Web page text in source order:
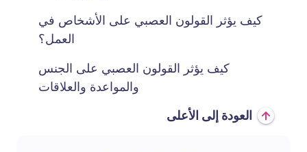
كيف يؤثر القولون العصبي على الأشخاص في
العمل؟
كيف يؤثر القولون العصبي على الجنس
والمواعدة والعلاقات
العودة إلى الأعلى